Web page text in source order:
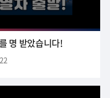
명 받았습니다!